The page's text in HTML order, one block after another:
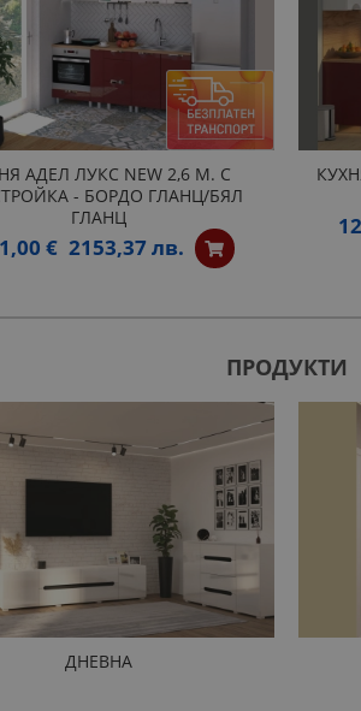
АДЕЛ ЛУКС NEW 2,6 М. С
- БОРДО ГЛАНЦ/БЯЛ
ГЛАНЦ
€ 2153,37 лв.
ПРОДУКТИ
ДНЕВНА